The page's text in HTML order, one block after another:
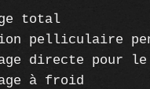
total
pelliculaire
directe pour
à froid